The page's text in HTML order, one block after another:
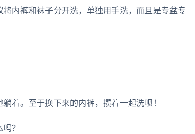
内裤和袜子分开洗，单独用手洗，而且是专盆专
着。至于换下来的内裤，攒着一起洗呗！
？